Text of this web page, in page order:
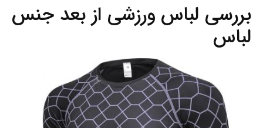
بررسی لباس ورزشی از بعد جنس
لباس